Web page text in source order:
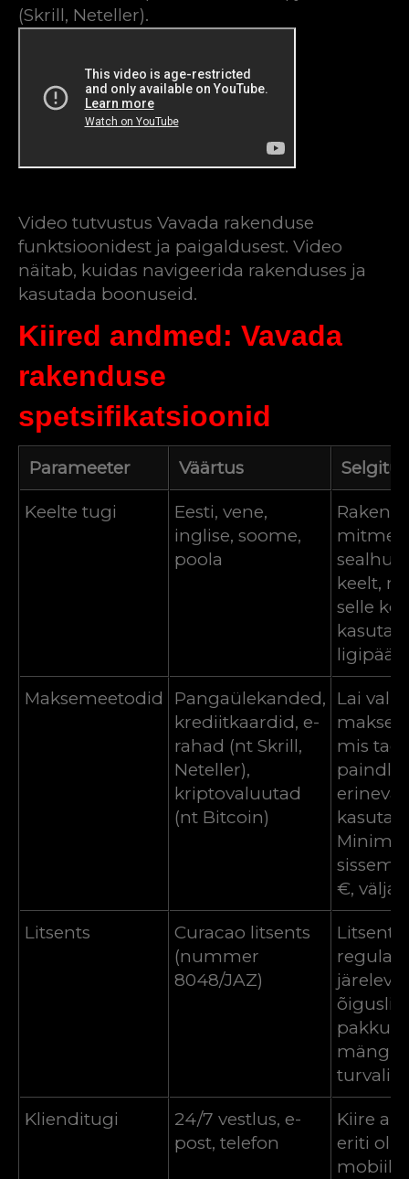
(Skrill, Neteller).
Video tutvustus Vavada rakenduse
funktsioonidest ja paigaldusest. Video
näitab, kuidas navigeerida rakenduses ja
kasutada boonuseid.
Kiired andmed: Vavada
rakenduse
spetsifikatsioonid
Parameeter Väärtus Selgitus
Keelte tugi
Eesti, vene,
inglise, soome,
poola
keelt,
selle
Maksemeetodid
Pangaülekanded,
krediitkaardid, e-
rahad (nt Skrill,
Neteller),
kriptovaluutad
(nt Bitcoin)
Lai valik
mis
€,
Litsents
Curacao litsents
(nummer
8048/JAZ)
Litsents
Klienditugi
24/7 vestlus, e-
post, telefon
Kiire
eriti